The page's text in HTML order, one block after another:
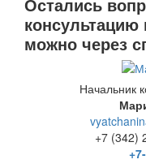
консультацию
можно через
Начальник
+7 (342)